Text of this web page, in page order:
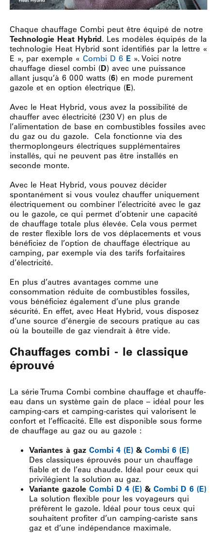
Chaque chauffage Combi peut être équipé de notre
Technologie Heat Hybrid. Les modèles équipés de la
technologie Heat Hybrid sont identifiés par la lettre «
E », par exemple « Combi D 6 E ». Voici notre
chauffage diesel combi (D) avec une puissance
allant jusqu’à 6 000 watts (6) en mode purement
gazole et en option électrique (E).
Avec le Heat Hybrid, vous avez la possibilité de
chauffer avec électricité (230 V) en plus de
l’alimentation de base en combustibles fossiles avec
du gaz ou du gazole. Cela fonctionne via des
thermoplongeurs électriques supplémentaires
installés, qui ne peuvent pas être installés en
seconde monte.
Avec le Heat Hybrid, vous pouvez décider
spontanément si vous voulez chauffer uniquement
électriquement ou combiner l’électricité avec le gaz
ou le gazole, ce qui permet d’obtenir une capacité
de chauffage totale plus élevée. Cela vous permet
de rester flexible lors de vos déplacements et vous
bénéficiez de l’option de chauffage électrique au
camping, par exemple via des tarifs forfaitaires
d’électricité.
En plus d’autres avantages comme une
consommation réduite de combustibles fossiles,
vous bénéficiez également d’une plus grande
sécurité. En effet, avec Heat Hybrid, vous disposez
d’une source d’énergie de secours pratique au cas
où la bouteille de gaz viendrait à être vide.
Chauffages combi - le classique
éprouvé
La série Truma Combi combine chauffage et chauffe-
eau dans un système gain de place – idéal pour les
camping-cars et camping-caristes qui valorisent le
confort et l’efficacité. Elle est disponible sous forme
de chauffage au gaz ou au gazole :
Variantes à gaz Combi 4 (E) & Combi 6 (E)
Des classiques éprouvés pour un chauffage
fiable et de l’eau chaude. Idéal pour ceux qui
privilégient la solution au gaz.
Variante gazole Combi D 4 (E) & Combi D 6 (E)
La solution flexible pour les voyageurs qui
préfèrent le gazole. Idéal pour tous ceux qui
souhaitent profiter d’un camping-cariste sans
gaz et d’une indépendance maximale.